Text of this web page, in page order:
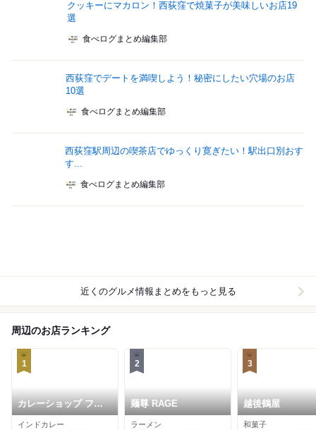
クッキーにマカロン！西荻窪で焼菓子が美味しいお店19
選
食べログまとめ編集部
西荻窪でデートを満喫しよう！秘密にしたい穴場のお店
10選
食べログまとめ編集部
西荻窪駅周辺の喫茶店でゆっくり寛ぎたい！駅出口別おす
す...
食べログまとめ編集部
近くのグルメ情報まとめをもっと見る
周辺のお店ランキング
1
カレーショップ フェ
ンネル
インドカレー
2
麺尊 RAGE
ラーメン
3
越後鶴屋
和菓子